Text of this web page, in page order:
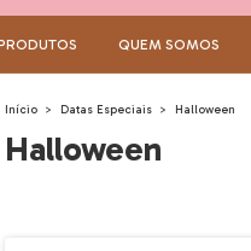
QUEM SOMOS
Início > Datas Especiais > Halloween
Halloween